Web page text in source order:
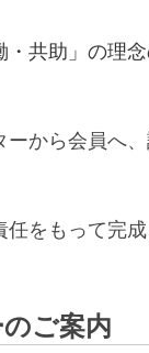
・共助」の理
から会員へ
をもって完
ご案内